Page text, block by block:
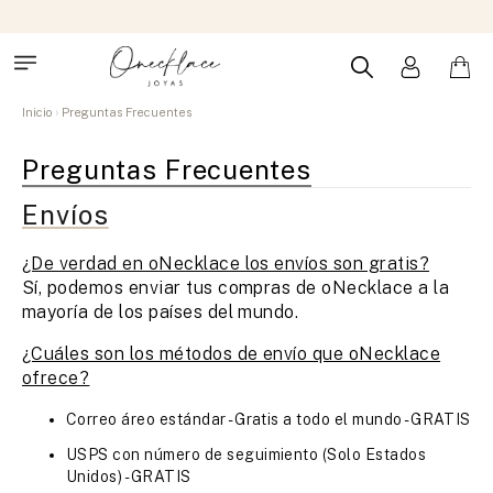
Inicio Preguntas Frecuentes
Preguntas Frecuentes
Envíos
¿De verdad en oNecklace los envíos son gratis?
Sí, podemos enviar tus compras de oNecklace a la
mayoría de los países del mundo.
¿Cuáles son los métodos de envío que oNecklace
ofrece?
Correo áreo estándar - Gratis a todo el mundo - GRATIS
USPS con número de seguimiento (Solo Estados
Unidos) - GRATIS